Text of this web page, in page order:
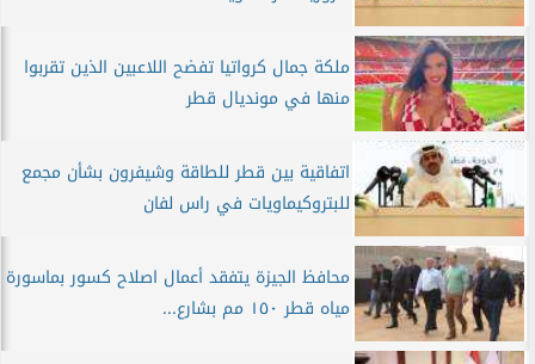
ملكة جمال كرواتيا تفضح اللاعبين الذين تقربوا
منها في مونديال قطر
اتفاقية بين قطر للطاقة وشيفرون بشأن مجمع
للبتروكيماويات في راس لفان
محافظ الجيزة يتفقد أعمال اصلاح كسور بماسورة
مياه قطر ١٥٠ مم بشارع...